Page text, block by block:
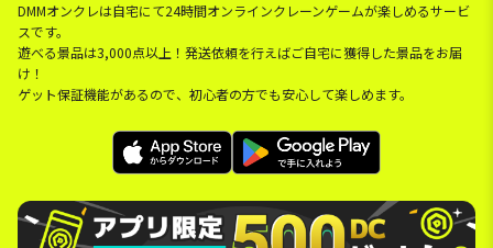
DMMオンクレは自宅にて24時間オンラインクレーンゲームが楽しめるサービ
スです。
遊べる景品は3,000点以上！発送依頼を行えばご自宅に獲得した景品をお届
け！
ゲット保証機能があるので、初心者の方でも安心して楽しめます。